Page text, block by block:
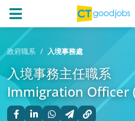
政府職系 入境事務處
入境事務主任職系
Immigration Officer